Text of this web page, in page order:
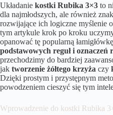
Układanie kostki Rubika 3×3 to
dla najmłodszych, ale również
rozwijające ich logiczne myślenie
tym artykule krok po kroku
opanować tę popularną
podstawowych reguł i oznaczeń
przechodzimy do bardziej
jak tworzenie żółtego krzyża czy
Dzięki prostym i przystępnym
powodzeniem cieszyć się tym
Wprowadzenie do kostki Rubika